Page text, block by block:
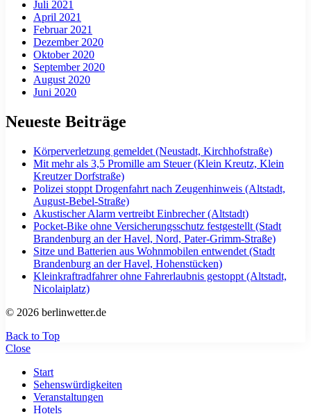
Juli 2021
April 2021
Februar 2021
Dezember 2020
Oktober 2020
September 2020
August 2020
Juni 2020
Neueste Beiträge
Körperverletzung gemeldet (Neustadt, Kirchhofstraße)
Mit mehr als 3,5 Promille am Steuer (Klein Kreutz, Klein
Kreutzer Dorfstraße)
Polizei stoppt Drogenfahrt nach Zeugenhinweis (Altstadt,
August-Bebel-Straße)
Akustischer Alarm vertreibt Einbrecher (Altstadt)
Pocket-Bike ohne Versicherungsschutz festgestellt (Stadt
Brandenburg an der Havel, Nord, Pater-Grimm-Straße)
Sitze und Batterien aus Wohnmobilen entwendet (Stadt
Brandenburg an der Havel, Hohenstücken)
Kleinkraftradfahrer ohne Fahrerlaubnis gestoppt (Altstadt,
Nicolaiplatz)
© 2026 berlinwetter.de
Back to Top
Close
Start
Sehenswürdigkeiten
Veranstaltungen
Hotels